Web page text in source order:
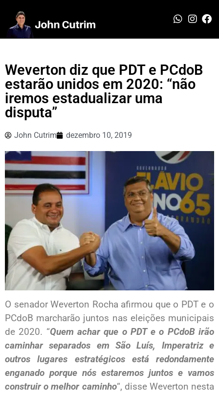
Weverton diz que PDT e PCdoB
estarão unidos em 2020: “não
iremos estadualizar uma
disputa”
John Cutrim dezembro 10, 2019
O senador Weverton Rocha afirmou que o PDT e o
PCdoB marcharão juntos nas eleições municipais
de 2020. “Quem achar que o PDT e o PCdoB irão
caminhar separados em São Luís, Imperatriz e
outros lugares estratégicos está redondamente
enganado porque nós estaremos juntos e vamos
construir o melhor caminho“, disse Weverton nesta